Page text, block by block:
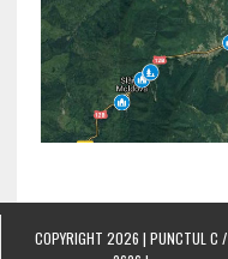
COPYRIGHT 2026 | PUNCTUL C /